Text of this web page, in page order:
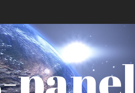
и способы хранения криптовалют